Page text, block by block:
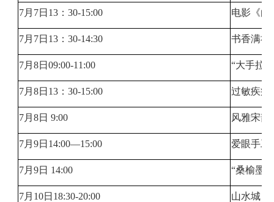
7月7日13：30-15:00 电影《白
7月7日13：30-14:30 书香满社
7月8日09:00-11:00 “大手拉
7月8日13：30-15:00 过敏疾病
7月8日 9:00 风雅宋
7月9日14:00—15:00 爱眼手工
7月9日 14:00 “桑榆墨
7月10日18:30-20:00 山水城（